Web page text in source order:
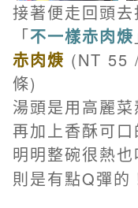
接著便走回頭
「不一樣赤肉焿
赤肉焿 (NT 55
條)
湯頭是用高麗
再加上香酥可口
明明整碗很熱
則是有點Q彈的